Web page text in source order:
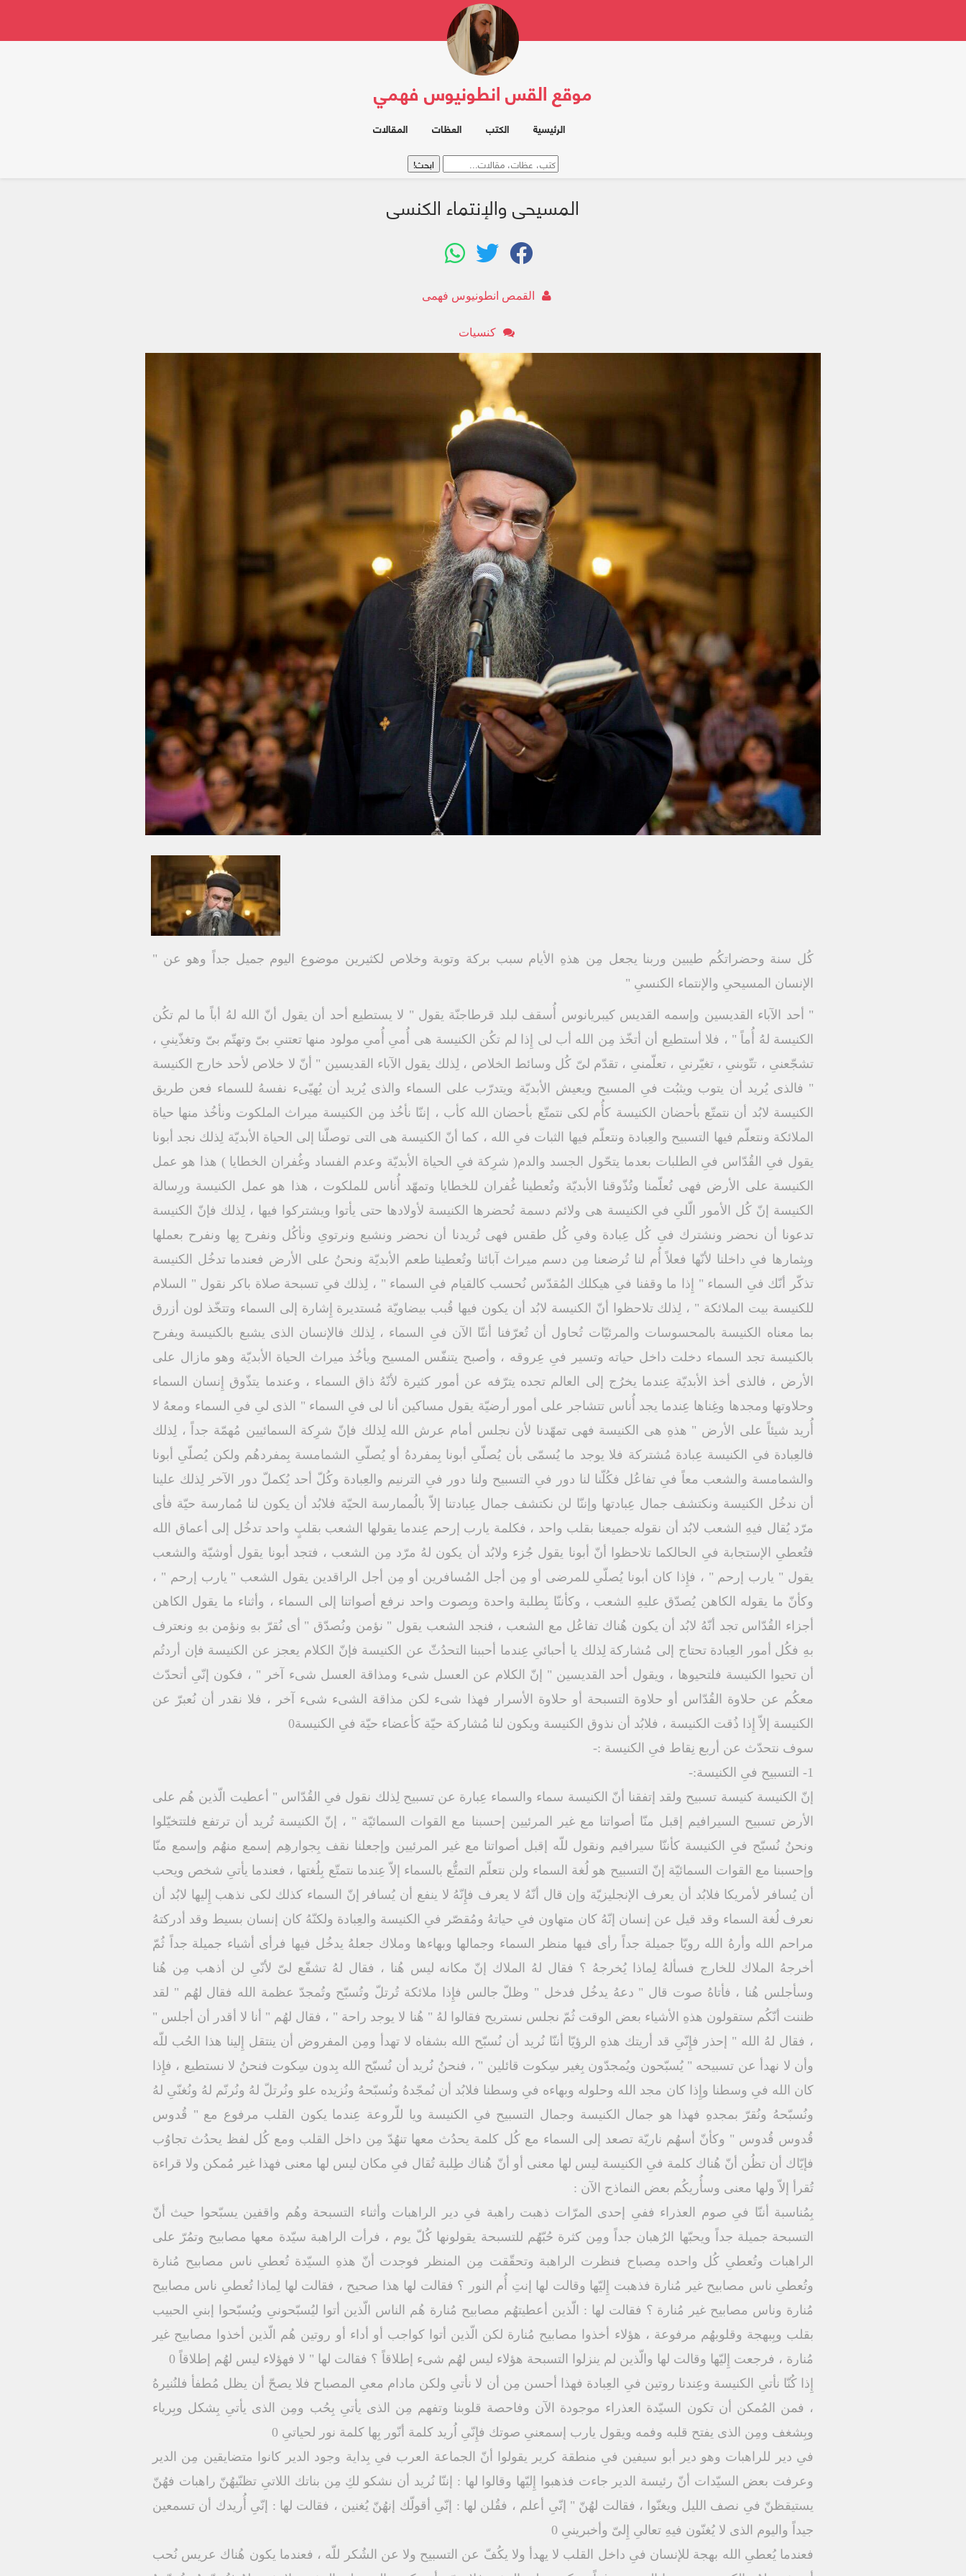
موقع القس انطونيوس فهمي
الرئيسية الكتب العظات المقالات
المسيحى والإنتماء الكنسى
القمص انطونيوس فهمى
كنسيات
كُل سنة وحضراتكُم طيبين وربنا يجعل مِن هذهِ الأيام سبب بركة وتوبة وخلاص لكثيرين موضوع اليوم جميل جداً وهو عن "
الإنسان المسيحىِ والإنتماء الكنسىِ "
" أحد الآباء القديسين وإسمه القديس كيبريانوس أُسقف لبلد قرطاجنّة يقول " لا يستطيع أحد أن يقول أنّ الله لهُ أباً ما لم تكُن
الكنيسة لهُ أُماً " ، فلا أستطيع أن أتخّذ مِن الله أب لى إِذا لم تكُن الكنيسة هى أُمىِ أُمىِ مولود منها تعتنىِ بىّ وتهتّم بىّ وتغذّينىِ ،
تشجّعنىِ ، تتّوبنىِ ، تغيّرنىِ ، تعلّمنىِ ، تقدّم لىّ كُل وسائط الخلاص ، لِذلك يقول الآباء القديسين " أنّ لا خلاص لأحد خارج الكنيسة
" فالذى يُريد أن يتوب ويثبُت فىِ المسيح ويعيش الأبديّة ويتدرّب على السماء والذى يُريد أن يُهيّىء نفسهُ للسماء فعن طريق
الكنيسة لابُد أن نتمتّع بأحضان الكنيسة كأُم لكى نتمتّع بأحضان الله كأب ، إننّا نأخُذ مِن الكنيسة ميراث الملكوت ونأخُذ منها حياة
الملائكة ونتعلّم فيها التسبيح والعِبادة ونتعلّم فيها الثبات فىِ الله ، كما أنّ الكنيسة هى التى توصلّنا إلى الحياة الأبديّة لِذلك نجد أبونا
يقول فىِ القُدّاس فىِ الطلبات بعدما يتحّول الجسد والدم( شرِكة فىِ الحياة الأبديّة وعدم الفساد وغُفران الخطايا ) هذا هو عمل
الكنيسة على الأرض فهى تُعلّمنا وتُذّوقنا الأبديّة وتُعطينا غُفران للخطايا وتمهّد أُناس للملكوت ، هذا هو عمل الكنيسة ورِسالة
الكنيسة إنّ كُل الأمور الّلىِ فىِ الكنيسة هى ولائم دسمة تُحضرها الكنيسة لأولادها حتى يأتوا ويشتركوا فيها ، لِذلك فإنّ الكنيسة
تدعونا أن نحضر ونشترك فىِ كُل عِبادة وفىِ كُل طقس فهى تُريدنا أن نحضر ونشبع ونرتوىِ ونأكُل ونفرح بِها ونفرح بعملها
وبِثمارها فىِ داخلنا لأنّها فعلاً أُم لنا تُرضعنا مِن دسم ميراث آبائنا وتُعطينا طعم الأبديّة ونحنُ على الأرض فعندما تدخُل الكنيسة
تذكّر أنّك فىِ السماء " إِذا ما وقفنا فىِ هيكلك المُقدّس نُحسب كالقيام فىِ السماء " ، لِذلك فىِ تسبحة صلاة باكر نقول " السلام
للكنيسة بيت الملائكة " ، لِذلك تلاحظوا أنّ الكنيسة لابُد أن يكون فيها قُبب بيضاويّة مُستديرة إِشارة إلى السماء وتتخّذ لون أزرق
بما معناه الكنيسة بالمحسوسات والمرئيّات تُحاول أن تُعرّفنا أننّا الآن فىِ السماء ، لِذلك فالإنسان الذى يشبع بالكنيسة ويفرح
بالكنيسة تجد السماء دخلت داخل حياته وتسير فىِ عِروقه ، وأصبح يتنفّس المسيح ويأخُذ ميراث الحياة الأبديّة وهو مازال على
الأرض ، فالذى أخذ الأبديّة عِندما يخرُج إلى العالم تجده يترّفه عن أمور كثيرة لأنّهُ ذاق السماء ، وعندما يتذّوق إِنسان السماء
وحلاوتها ومجدها وغِناها عِندما يجد أُناس تتشاجر على أمور أرضيّة يقول مساكين أنا لى فىِ السماء " الذى لىِ فىِ السماء ومعهُ لا
أُريد شيئاً على الأرض " هذهِ هى الكنيسة فهى تمهّدنا لأن نجلس أمام عرش الله لِذلك فإنّ شرِكة السمائيين مُهمّة جداً ، لِذلك
فالعِبادة فىِ الكنيسة عِبادة مُشتركة فلا يوجد ما يُسمّى بأن يُصلّىِ أبونا بِمفردهُ أو يُصلّىِ الشمامسة بِمفردهُم ولكن يُصلّىِ أبونا
والشمامسة والشعب معاً فىِ تفاعُل فكُلّنا لنا دور فىِ التسبيح ولنا دور فىِ الترنيم والعِبادة وكُلّ أحد يُكملّ دور الآخر لِذلك علينا
أن ندخُل الكنيسة ونكتشف جمال عِبادتها وإننّا لن نكتشف جمال عِبادتنا إلاّ بالُممارسة الحيّة فلابُد أن يكون لنا مُمارسة حيّة فأى
مرّد يُقال فيهِ الشعب لابُد أن نقوله جميعنا بقلب واحد ، فكلمة يارب إرحم عِندما يقولها الشعب بقلبٍ واحد تدخُل إلى أعماق الله
فتُعطىِ الإستجابة فىِ الحالكما تلاحظوا أنّ أبونا يقول جُزء ولابُد أن يكون لهُ مرّد مِن الشعب ، فتجد أبونا يقول أوشيّة والشعب
يقول " يارب إرحم " ، فإِذا كان أبونا يُصلّىِ للمرضى أو مِن أجل المُسافرين أو مِن أجل الراقدين يقول الشعب " يارب إرحم " ،
وكأنّ ما يقوله الكاهن يُصدّق عليهِ الشعب ، وكأننّا بِطلبة واحدة وبِصوت واحد نرفع أصواتنا إلى السماء ، وأثناء ما يقول الكاهن
أجزاء القُدّاس تجد أنّهُ لابُد أن يكون هُناك تفاعُل مع الشعب ، فنجد الشعب يقول " نؤمن ونُصدّق " أى نُقرّ بهِ ونؤمن بهِ ونعترف
بهِ فكُل أمور العِبادة تحتاج إلى مُشاركة لِذلك يا أحبائىِ عِندما أحببنا التحدُثّ عن الكنيسة فإنّ الكلام يعجز عن الكنيسة فإن أردتُم
أن تحيوا الكنيسة فلتحيوها ، ويقول أحد القديسين " إنّ الكلام عن العسل شىء ومذاقة العسل شىء آخر " ، فكون إنّىِ أتحدّث
معكُم عن حلاوة القُدّاس أو حلاوة التسبحة أو حلاوة الأسرار فهذا شىء لكن مذاقة الشىء شىء آخر ، فلا نقدر أن نُعبرّ عن
الكنيسة إلاّ إِذا ذُقت الكنيسة ، فلابُد أن نذوق الكنيسة ويكون لنا مُشاركة حيّة كأعضاء حيّة فىِ الكنيسة0
سوف نتحدّث عن أربع نِقاط فىِ الكنيسة :-
1- التسبيح فىِ الكنيسة:-
إنّ الكنيسة كنيسة تسبيح ولقد إتفقنا أنّ الكنيسة سماء والسماء عِبارة عن تسبيح لِذلك نقول فىِ القُدّاس " أعطيت الّذين هُم على
الأرض تسبيح السيرافيم إقبل منّا أصواتنا مع غير المرئيين إحسبنا مع القوات السمائيّة " ، إنّ الكنيسة تُريد أن ترتفع فلتتخيّلوا
ونحنُ نُسبّح فىِ الكنيسة كأننّا سيرافيم ونقول للّه إقبل أصواتنا مع غير المرئيين وإجعلنا نقف بِجوارهِم إسمع منهُم وإسمع منّا
وإحسبنا مع القوات السمائيّة إنّ التسبيح هو لُغة السماء ولن نتعلّم التمتُّع بالسماء إلاّ عِندما نتمتّع بِلُغتها ، فعندما يأتىِ شخص ويحب
أن يُسافر لأمريكا فلابُد أن يعرف الإنجليزيّة وإن قال أنّهُ لا يعرف فإِنّهُ لا ينفع أن يُسافر إنّ السماء كذلك لكى نذهب إِليها لابُد أن
نعرف لُغة السماء وقد قيل عن إنسان إنّهُ كان متهاون فىِ حياتهُ ومُقصّر فىِ الكنيسة والعِبادة ولكنّهُ كان إنسان بسيط وقد أدركتهُ
مراحم الله وأرهُ الله رويّا جميلة جداً رأى فيها منظر السماء وجمالها وبهاءها وملاك جعلهُ يدخُل فيها فرأى أشياء جميلة جداً ثُمّ
أخرجهُ الملاك للخارج فسألهُ لِماذا يُخرجهُ ؟ فقال لهُ الملاك إنّ مكانه ليس هُنا ، فقال لهُ تشفّع لىّ لأنّىِ لن أذهب مِن هُنا
وسأجلس هُنا ، فأتاهُ صوت قال " دعهُ يدخُل فدخل " وظلّ جالس فإِذا ملائكة تُرتلّ وتُسبّح وتُمجدّ عظمة الله فقال لهُم " لقد
ظننت أنّكُم ستقولون هذهِ الأشياء بعض الوقت ثُمّ نجلس نستريح فقالوا لهُ " هُنا لا يوجد راحة " ، فقال لهُم " أنا لا أقدر أن أجلس "
، فقال لهُ الله " إحذر فإِنّىِ قد أريتك هذهِ الرؤيّا أننّا نُريد أن نُسبّح الله بشفاه لا تهدأ ومِن المفروض أن ينتقل إِلينا هذا الحُب للّه
وأن لا نهدأ عن تسبيحه " يُسبّحون ويُمجدّون بِغير سِكوت قائلين " ، فنحنُ نُريد أن نُسبّح الله بِدون سِكوت فنحنُ لا نستطيع ، فإِذا
كان الله فىِ وسطنا وإِذا كان مجد الله وحلوله وبهاءه فىِ وسطنا فلابُد أن نُمجّدهُ ونُسبّحهُ ونُزيده علو ونُرتلّ لهُ ونُرنّم لهُ ونُغنّىِ لهُ
ونُسبّحهُ ونُقرّ بمجدهِ فهذا هو جمال الكنيسة وجمال التسبيح فىِ الكنيسة ويا للّروعة عِندما يكون القلب مرفوع مع " قُدوس
قُدوس قُدوس " وكأنّ أسهُم ناريّة تصعد إلى السماء مع كُل كلمة يحدُث معها تنهُدّ مِن داخل القلب ومع كُل لفظ يحدُث تجاوُب
فإيّاك أن تظُن أنّ هُناك كلمة فىِ الكنيسة ليس لها معنى أو أنّ هُناك طِلبة تُقال فىِ مكان ليس لها معنى فهذا غير مُمكن ولا قراءة
تُقرأ إلاّ ولها معنى وسأُريكُم بعض النماذج الآن :
بِمُناسبة أننّا فىِ صوم العذراء ففىِ إحدى المرّات ذهبت راهبة فىِ دير الراهبات وأثناء التسبحة وهُم واقفين يسبّحوا حيث أنّ
التسبحة جميلة جداً ويحبّها الرُهبان جداً ومِن كثرة حُبّهُم للتسبحة يقولونها كُلّ يوم ، فرأت الراهبة سيّدة معها مصابيح وتمُرّ على
الراهبات وتُعطىِ كُل واحده مِصباح فنظرت الراهبة وتحقّقت مِن المنظر فوجدت أنّ هذهِ السيّدة تُعطىِ ناس مصابيح مُنارة
وتُعطىِ ناس مصابيح غير مُنارة فذهبت إِليّها وقالت لها إنتِ أُم النور ؟ فقالت لها هذا صحيح ، فقالت لها لِماذا تُعطىِ ناس مصابيح
مُنارة وناس مصابيح غير مُنارة ؟ فقالت لها : الّذين أعطيتهُم مصابيح مُنارة هُم الناس الّذين أتوا ليُسبّحونىِ ويُسبّحوا إبنىِ الحبيب
بقلب وبِبهجة وقلوبهُم مرفوعة ، هؤلاء أخذوا مصابيح مُنارة لكن الّذين أتوا كواجب أو أداء أو روتين هُم الّذين أخذوا مصابيح غير
مُنارة ، فرجعت إِليّها وقالت لها والّذين لم ينزلوا التسبحة هؤلاء ليس لهُم شىء إطلاقاً ؟ فقالت لها " لا فهؤلاء ليس لهُم إطلاقاً 0
إِذا كُنّا نأتىِ الكنيسة وعِندنا روتين فىِ العِبادة فهذا أحسن مِن أن لا نأتىِ ولكن مادام معىِ المصباح فلا يصحّ أن يظل مُطفأ فلنُنيرهُ
، فمن المُمكن أن تكون السيّدة العذراء موجودة الآن وفاحصة قلوبنا وتفهم مِن الذى يأتىِ بِحُب ومِن الذى يأتىِ بِشكل وبِرياء
وبِشغف ومِن الذى يفتح قلبه وفمه ويقول يارب إسمعنىِ صوتك فإِنّىِ اُريد كلمة أنّور بِها كلمة نور لحياتىِ 0
فىِ دير للراهبات وهو دير أبو سيفين فىِ منطقة كرير يقولوا أنّ الجماعة العرب فىِ بِداية وجود الدير كانوا متضايقين مِن الدير
وعرفت بعض السيّدات أنّ رئيسة الدير جاءت فذهبوا إِليّها وقالوا لها : إننّا نُريد أن نشكو لكِ مِن بناتك اللاتىِ تظنّيهُنّ راهبات فهُنّ
يستيقظنّ فىِ نصف الليل ويغنّوا ، فقالت لهُنّ " إنّىِ أعلم ، فقُلن لها : إنّىِ أقولّك إنهُنّ يُغنين ، فقالت لها : إنّىِ أُريدك أن تسمعين
جيداً واليوم الذى لا يُغنّون فيهِ تعالىِ إِلىّ وأخبرينىِ 0
فعندما يُعطىِ الله بهجة للإنسان فىِ داخل القلب لا يهدأ ولا يكُفّ عن التسبيح ولا عن الشُكر للّه ، فعندما يكون هُناك عريس نُحب